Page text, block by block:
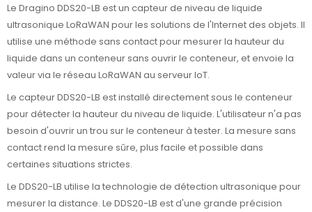
Le Dragino DDS20-LB est un capteur de niveau de liquide
ultrasonique LoRaWAN pour les solutions de l'Internet des objets. Il
utilise une méthode sans contact pour mesurer la hauteur du
liquide dans un conteneur sans ouvrir le conteneur, et envoie la
valeur via le réseau LoRaWAN au serveur IoT.
Le capteur DDS20-LB est installé directement sous le conteneur
pour détecter la hauteur du niveau de liquide. L'utilisateur n'a pas
besoin d'ouvrir un trou sur le conteneur à tester. La mesure sans
contact rend la mesure sûre, plus facile et possible dans
certaines situations strictes.
Le DDS20-LB utilise la technologie de détection ultrasonique pour
mesurer la distance. Le DDS20-LB est d'une grande précision